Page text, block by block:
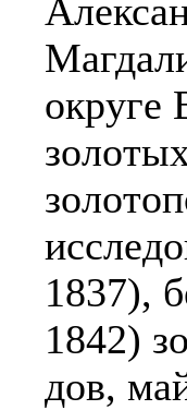
округе
1837),
1842)
дов,